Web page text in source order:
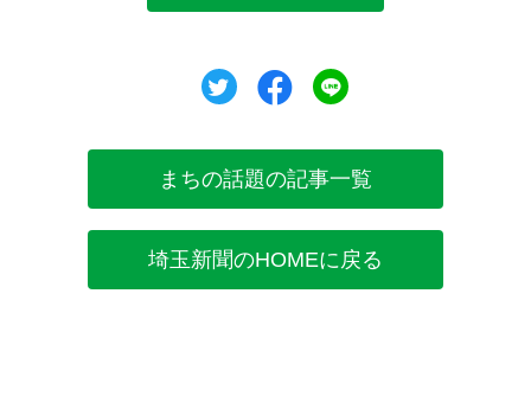
ツイートシェア
まちの話題の記事一覧
埼玉新聞のHOMEに戻る